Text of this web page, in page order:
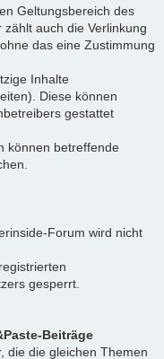
Geltungsbereich des
auch die Verlinkung
das eine Zustimmung
Inhalte
Diese können
gestattet
können betreffende
Forum wird nicht
gesperrt.
Beiträge
die die gleichen Themen